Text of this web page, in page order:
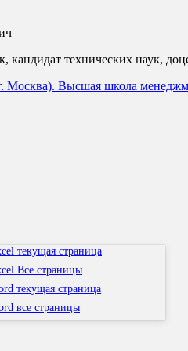
кандидат технических наук,
Москва). Высшая школа
текущая страница
Все страницы
текущая страница
все страницы